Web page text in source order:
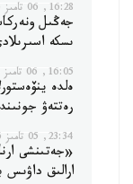
16:28, 06 تامىز 2026
ىسكە
16:05, 06 تامىز 2026
ەلدە
رەتتەۋ
23:34, 05 تامىز 2026
«جەتىنشى
ارالىق داۋىس